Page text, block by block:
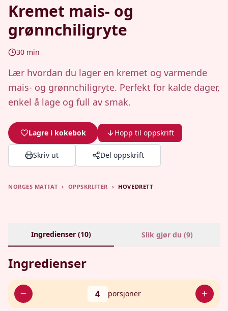
Kremet mais- og
grønnchiligryte
30 min
Lær hvordan du lager en kremet og varmende
mais- og grønnchiligryte. Perfekt for kalde dager,
enkel å lage og full av smak.
Lagre i kokebok Hopp til oppskrift
Skriv ut Del oppskrift
NORGES MATFAT › OPPSKRIFTER › HOVEDRETT
Ingredienser (10) Slik gjør du (9)
Ingredienser
4 porsjoner